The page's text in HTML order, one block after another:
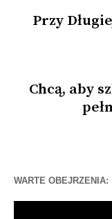
Przy
Chcą, aby
WARTE OBEJRZENIA: